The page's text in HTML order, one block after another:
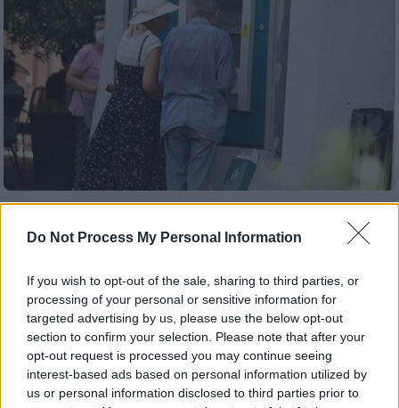
Do Not Process My Personal Information
If you wish to opt-out of the sale, sharing to third parties, or
processing of your personal or sensitive information for
targeted advertising by us, please use the below opt-out
section to confirm your selection. Please note that after your
opt-out request is processed you may continue seeing
interest-based ads based on personal information utilized by
us or personal information disclosed to third parties prior to
Συντάξεις χηρείας: Οι μεγάλες αλλαγές
Το τοπίο στις συντάξεις χηρείας αλλάζει
ριζικά με την ψήφιση του νέου νόμου από τη
Βουλή